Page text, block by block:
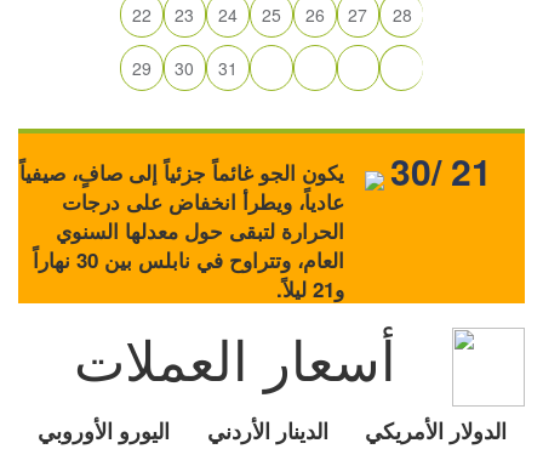
22 23 24 25 26 27 28
29 30 31
يكون الجو غائماً جزئياً إلى صافٍ، صيفياً
عادياً، ويطرأ انخفاض على درجات
الحرارة لتبقى حول معدلها السنوي
العام، وتتراوح في نابلس بين 30 نهاراً
و21 ليلاً.
30/ 21
أسعار العملات
الدولار الأمريكي الدينار الأردني اليورو الأوروبي